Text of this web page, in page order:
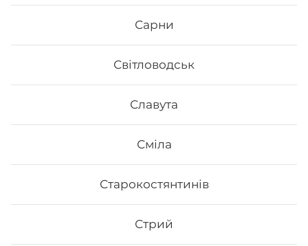
Сарни
Світловодськ
Славута
Сміла
Старокостянтинів
Стрий
використовуються рис та риба. Додавання інших
інгредієнтів та правильне приготування робить страву
неймовірно смачною.
2. Це корисно. В склад морських продуктів входить
багато корисних елементів та вітамінів, які необхідні
для організму людини.
допоможуть втамувати голод.
В суші меню в Osama sushi представлені
різноманітні страви, які готуються як з морських,
Дубно можливо з безкоштовною доставкою, якщо сума